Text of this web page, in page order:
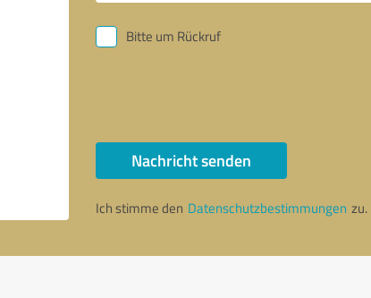
Bitte um Rückruf
Nachricht senden
Ich stimme den Datenschutzbestimmungen zu.